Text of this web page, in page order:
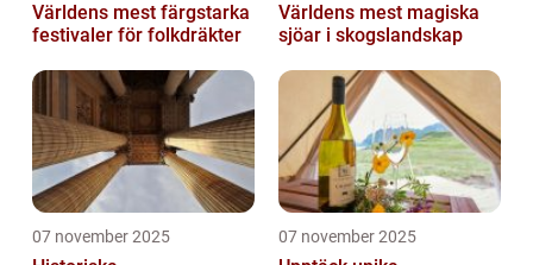
Världens mest färgstarka
festivaler för folkdräkter
Världens mest magiska
sjöar i skogslandskap
07 november 2025 07 november 2025